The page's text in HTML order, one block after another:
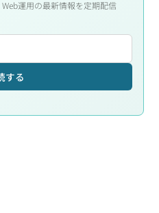
運用の最新情報を定期配信
する